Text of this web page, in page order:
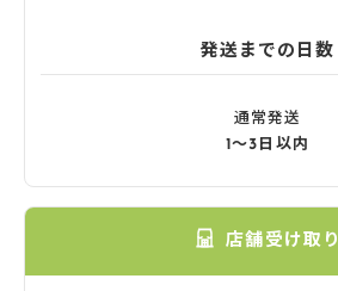
発送までの日数
通常発送
1〜3日以内
店舗受け取り